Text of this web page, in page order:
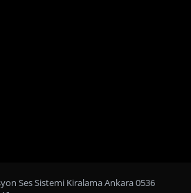
Ses Sistemi Kiralama Ankara 0536